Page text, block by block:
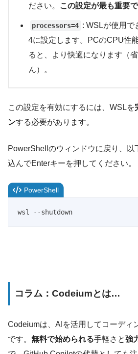
ださい。
この設定が最も重要で
processors=4 : WSLが使用で
4に設定します。PCのCPU性
ると、より快適になります（
ん）。
この設定を有効にするには、WSLを
ンする必要があります。
PowerShellのウィンドウに戻り、以
込んでEnterキーを押してください。
PowerShell
wsl --shutdown
コラム：Codeiumとは…
Codeiumは、AIを活用してコーディ
です。 無料で始められる手軽さと強